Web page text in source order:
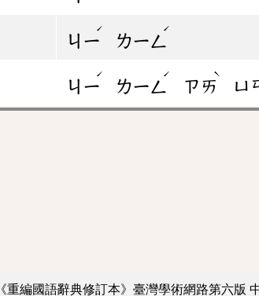
ㄐㄧ
ˊ
ㄌㄧㄥ
ˊ
ㄐㄧ
ˊ
ㄌㄧㄥ
ˊ
ㄗㄞ
ˋ
ㄩ
《重編國語辭典修訂本》臺灣學術網路第六版